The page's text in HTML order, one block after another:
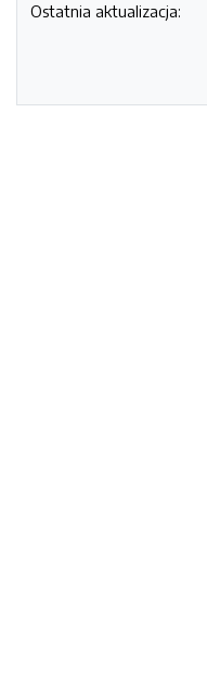
Ostatnia aktualizacja: